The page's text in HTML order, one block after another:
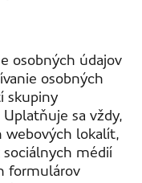
osobných údajov
osobných
skupiny
Uplatňuje sa vždy,
webových lokalít,
médií
formulárov